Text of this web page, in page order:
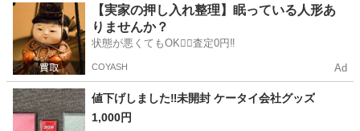
栃木 大田原市 生活雑貨 星野富弘
【実家の押し入れ整理】眠っている人形あ
りませんか？
状態が悪くてもOK🙆‍♀️査定0円‼️
COYASH Ad
値下げしました‼️未開封 ケータイ会社グッズ
1,000円